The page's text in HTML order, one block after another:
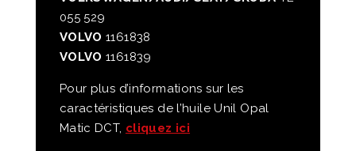
055 529
VOLVO1161838
VOLVO1161839
Pour plus d’informations sur les
caractéristiques de l’huile Unil Opal
Matic DCT, cliquez ici